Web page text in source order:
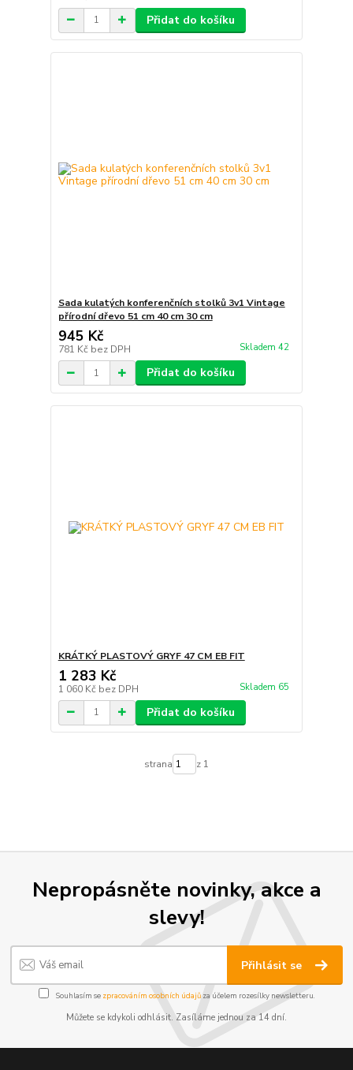
Přidat do košíku
Sada kulatých konferenčních stolků 3v1 Vintage
přírodní dřevo 51 cm 40 cm 30 cm
945 Kč
781 Kč bez DPH Skladem 42
Přidat do košíku
KRÁTKÝ PLASTOVÝ GRYF 47 CM EB FIT
1 283 Kč
1 060 Kč bez DPH Skladem 65
Přidat do košíku
strana z 1
Nepropásněte novinky, akce a
slevy!
Přihlásit se
Souhlasím se zpracováním osobních údajůza účelem rozesílky newsletteru.
Můžete se kdykoli odhlásit. Zasíláme jednou za 14 dní.